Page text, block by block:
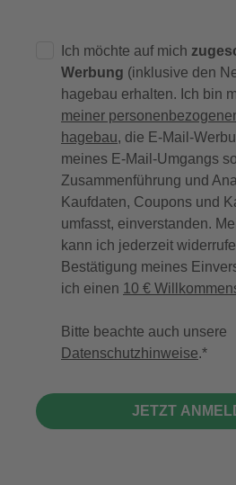
Ich möchte auf mich
Werbung (inklusive den
hagebau erhalten. Ich bin
meiner
hagebau, die E-Mail-
meines E-Mail-Umgangs
Zusammenführung und
Kaufdaten, Coupons und
umfasst, einverstanden.
kann ich jederzeit
Bestätigung meines
ich einen 10 €
Bitte beachte auch unsere
Datenschutzhinweise.
JETZT